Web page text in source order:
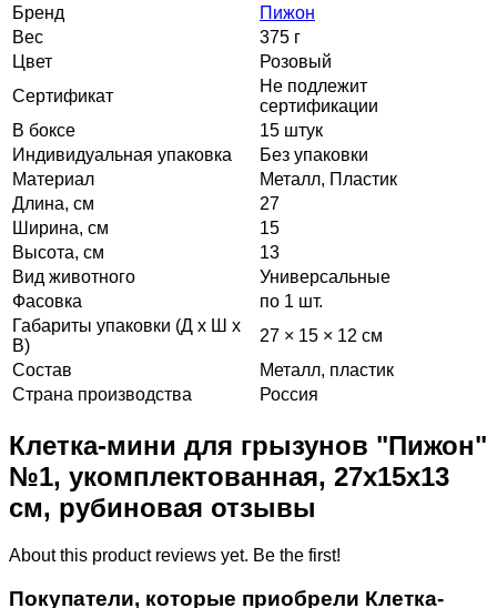
Бренд
Пижон
Вес
375 г
Цвет
Розовый
Сертификат
Не подлежит
сертификации
В боксе
15 штук
Индивидуальная упаковка
Без упаковки
Материал
Металл, Пластик
Длина, см
27
Ширина, см
15
Высота, см
13
Вид животного
Универсальные
Фасовка
по 1 шт.
Габариты упаковки (Д х Ш х
В)
27 × 15 × 12 см
Состав
Металл, пластик
Страна производства
Россия
Клетка-мини для грызунов "Пижон"
№1, укомплектованная, 27х15х13
см, рубиновая отзывы
About this product reviews yet. Be the first!
Покупатели, которые приобрели Клетка-